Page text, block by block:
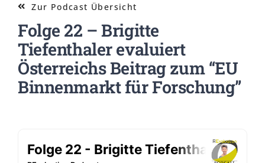
Login
JOURNAL
PODCAST
EVENTS
Zur Podcast Übersicht
Folge 22 – Brigitte
Tiefenthaler evaluiert
Österreichs Beitrag zum “EU
Binnenmarkt für Forschung”